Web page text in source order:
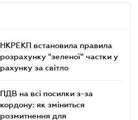
НКРЕКП встановила правила
розрахунку "зеленої" частки у
рахунку за світло
ПДВ на всі посилки з-за
кордону: як зміниться
розмитнення для